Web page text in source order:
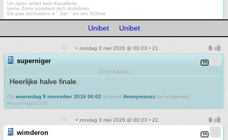
Un dann rettet kein Kavallerie,
keine Zorro kümmert sich dodrömm.
Dä piss höchstens e " Zet " en der Schnie
Unibet Unibet
• zondag 3 mei 2026 @ 00:23 • 21
superniger
90+3 Ramos
Heerlijke halve finale.
Op woensdag 9 november 2016 06:02 schreef Anonymousz het volgende:
#superniger2020
• zondag 3 mei 2026 @ 00:23 • 22
wimderon